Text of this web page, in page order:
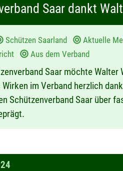
Saar dankt
Schützen Saarland Aktuelle
Aus dem Verband
Saar möchte Walter
im Verband herzlich
Schützenverband Saar über